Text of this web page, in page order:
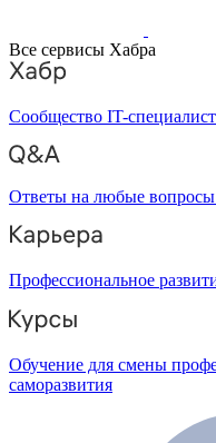
Все сервисы Хабра
Сообщество IT-
Ответы на любые
Профессиональное
Обучение для смены
саморазвития